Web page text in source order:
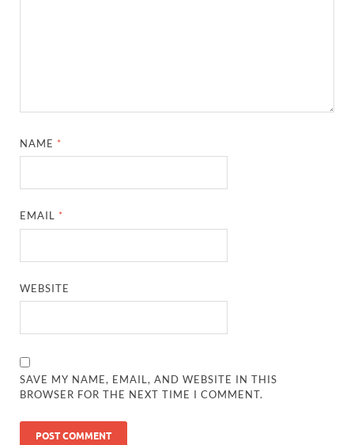
NAME *
EMAIL *
WEBSITE
SAVE MY NAME, EMAIL, AND WEBSITE IN THIS
BROWSER FOR THE NEXT TIME I COMMENT.